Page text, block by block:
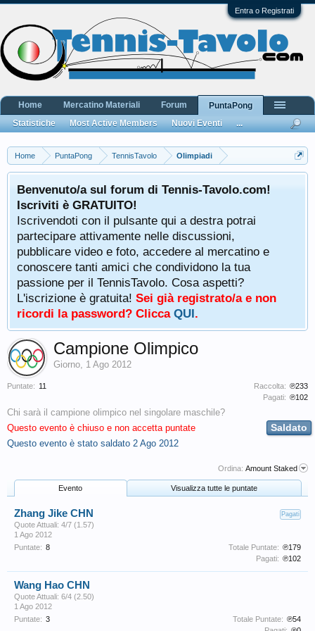
Entra o Registrati
Home PuntaPong TennisTavolo Olimpiadi
Benvenuto/a sul forum di Tennis-Tavolo.com!
Iscriviti è GRATUITO!
Iscrivendoti con il pulsante qui a destra potrai
partecipare attivamente nelle discussioni,
pubblicare video e foto, accedere al mercatino e
conoscere tanti amici che condividono la tua
passione per il TennisTavolo. Cosa aspetti?
L'iscrizione è gratuita! Sei già registrato/a e non
ricordi la password? Clicca QUI.
Puntate: 11 Raccolta: ℗233
Pagati: ℗102
Campione Olimpico
Giorno, 1 Ago 2012
Saldato
Chi sarà il campione olimpico nel singolare maschile?
Questo evento è chiuso e non accetta puntate
Questo evento è stato saldato 2 Ago 2012
Ordina: Amount Staked
Evento Visualizza tutte le puntate
Pagati
Zhang Jike CHN
Quote Attuali: 4/7 (1.57)
1 Ago 2012
Puntate: 8 Totale Puntate: ℗179
Pagati: ℗102
Wang Hao CHN
Quote Attuali: 6/4 (2.50)
1 Ago 2012
Puntate: 3 Totale Puntate: ℗54
Home Mercatino Materiali Forum
PuntaPong
Statistiche
Most Active Members Nuovi Eventi ...